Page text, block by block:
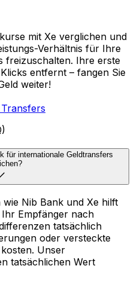
mit Xe verglichen und
Verhältnis für Ihre
freizuschalten. Ihre erste
entfernt – fangen Sie
weiter!
für internationale Geldtransfers
Nib Bank und Xe hilft
Empfänger nach
tatsächlich
oder versteckte
Unser
tatsächlichen Wert